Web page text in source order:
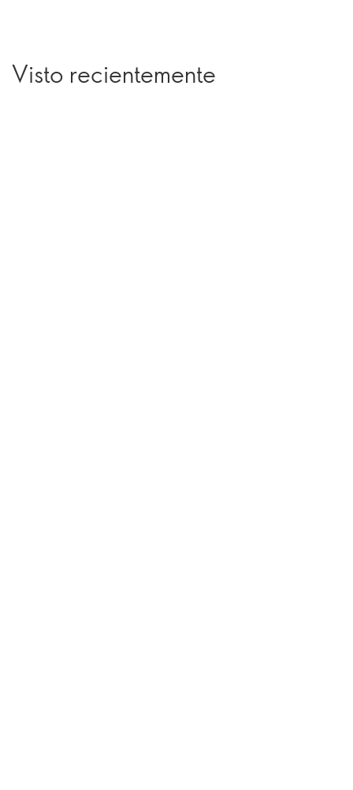
Visto recientemente